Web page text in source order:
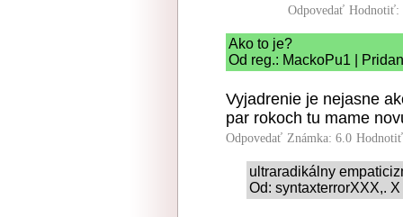
Odpovedať Hodnotiť:
Ako to je?
Od reg.: MackoPu1 |
Vyjadrenie je nejasne
par rokoch tu mame
Odpovedať Známka: 6.0
ultraradikálny
Od: syntaxterrorXXX,.